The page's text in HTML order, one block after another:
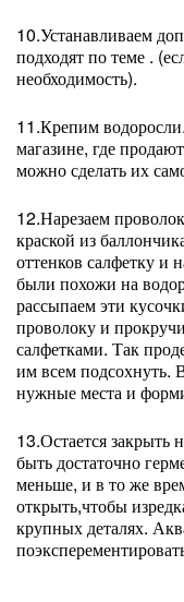
10.Устанавливаем
подходят по теме .
необходимость).
11.Крепим
магазине, где
можно сделать их
12.Нарезаем
краской из
оттенков салфетку и
были похожи на
рассыпаем эти
проволоку и
салфетками. Так
им всем подсохнуть.
нужные места и
13.Остается
быть достаточно
меньше, и в то же
открыть,чтобы
крупных деталях.